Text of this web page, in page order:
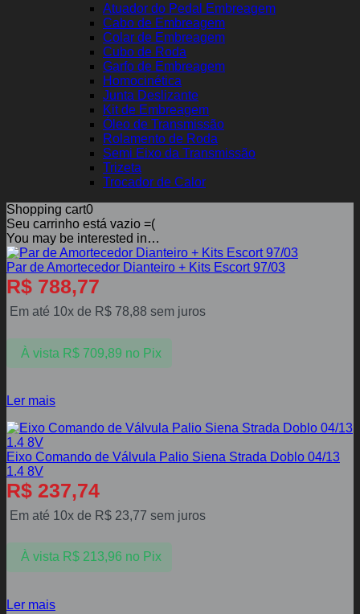
Atuador do Pedal Embreagem
Cabo de Embreagem
Colar de Embreagem
Cubo de Roda
Garfo de Embreagem
Homocinética
Junta Deslizante
Kit de Embreagem
Óleo de Transmissão
Rolamento de Roda
Semi Eixo da Transmissão
Trizeta
Trocador de Calor
Shopping cart0
Seu carrinho está vazio =(
You may be interested in…
Par de Amortecedor Dianteiro + Kits Escort 97/03
R$ 788,77
Em até 10x de R$ 78,88 sem juros
À vista R$709,89 no Pix
Ler mais
Eixo Comando de Válvula Palio Siena Strada Doblo 04/13
1.4 8V
R$ 237,74
Em até 10x de R$ 23,77 sem juros
À vista R$213,96 no Pix
Ler mais